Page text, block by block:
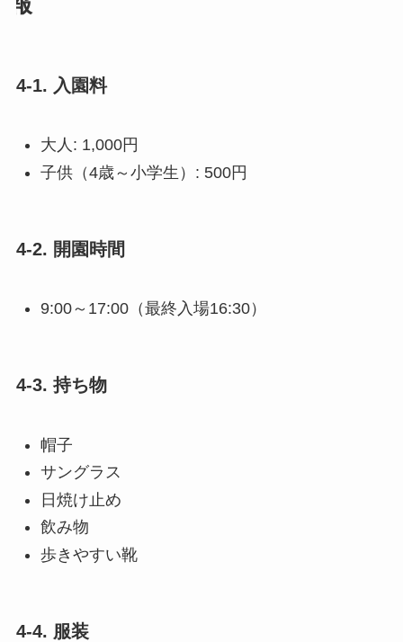
4-1. 入園料
大人: 1,000円
子供（4歳～小学生）: 500円
4-2. 開園時間
9:00～17:00（最終入場16:30）
4-3. 持ち物
帽子
サングラス
日焼け止め
飲み物
歩きやすい靴
4-4. 服装